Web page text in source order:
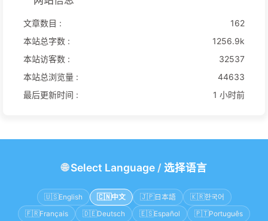
文章数目 :
162
本站总字数 :
1256.9k
本站访客数 :
32537
本站总浏览量 :
44633
最后更新时间 :
1 小时前
🌐Select Language/ 选择语言
🇺🇸English 🇨🇳 中文 🇯🇵日本語 🇰🇷한국어
🇫🇷Français 🇩🇪Deutsch 🇪🇸Español 🇵🇹Português